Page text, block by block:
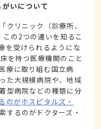
がいについて
クリニック（診療所、
の2つの違いを知るこ
を受けられるようにな
を持つ医療機関のこと
療に取り組む国立病
た大規模病院や、地域
型病院などの種類に分
のがホスピタルズ・
するのがドクターズ・